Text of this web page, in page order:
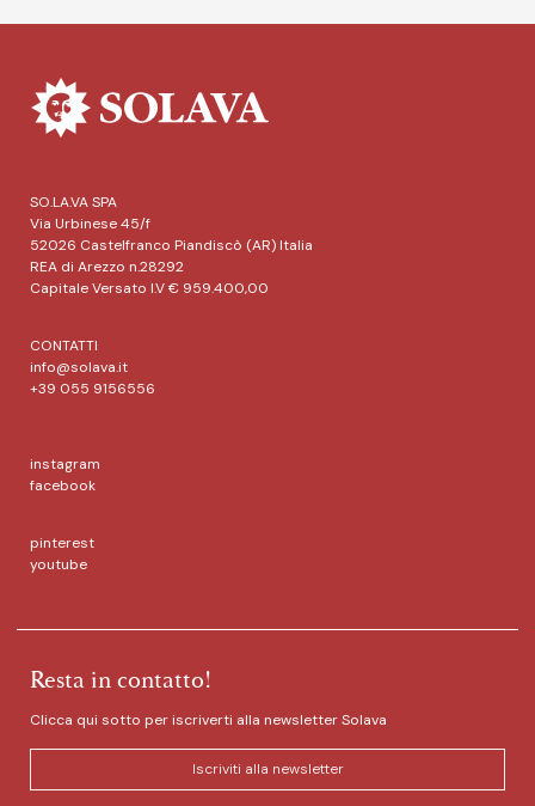
SO.LA.VA SPA
Via Urbinese 45/f
52026 Castelfranco Piandiscò (AR) Italia
REA di Arezzo n.28292
Capitale Versato I.V € 959.400,00
CONTATTI
info@solava.it
+39 055 9156556
instagram
facebook
pinterest
youtube
Resta in contatto!
Clicca qui sotto per iscriverti alla newsletter Solava
Iscriviti alla newsletter